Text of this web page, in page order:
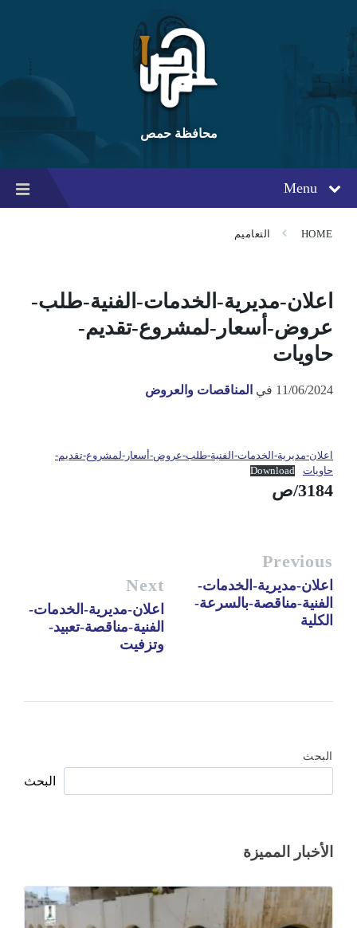
content
main
navigation
footer
محافظة حمص
Menu
HOME التعاميم
اعلان-مديرية-الخدمات-الفنية-طلب-
عروض-أسعار-لمشروع-تقديم-
حاويات
11/06/2024 في المناقصات والعروض
اعلان-مديرية-الخدمات-الفنية-طلب-عروض-أسعار-لمشروع-تقديم-
حاويات
Download
3184/ص
Previous
اعلان-مديرية-الخدمات-
الفنية-مناقصة-بالسرعة-
الكلية
Next
اعلان-مديرية-الخدمات-
الفنية-مناقصة-تعبيد-
وتزفيت
البحث
البحث
الأخبار المميزة